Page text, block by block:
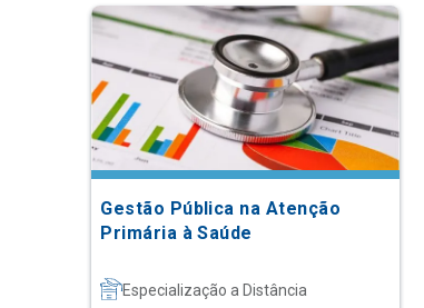
Gestão Pública na Atenção
Primária à Saúde
Especialização a Distância